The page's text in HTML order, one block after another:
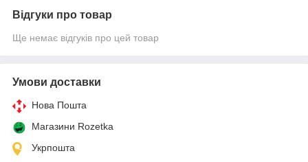
Відгуки про товар
Ще немає відгуків про цей товар
Умови доставки
Нова Пошта
Магазини Rozetka
Укрпошта